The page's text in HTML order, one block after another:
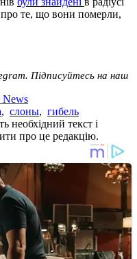
про те, що вони померли,
Підписуйтесь на наш
News
, слоны, гибель
необхідний текст і
про це редакцію.